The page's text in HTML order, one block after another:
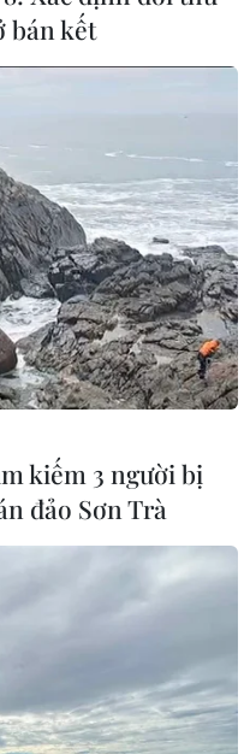
hiện cú dứt điểm trong
(Ảnh: TTXVN phát)
bóng ở giữa sân. (Ảnh:
bán kết
kiếm 3 người bị
đảo Sơn Trà